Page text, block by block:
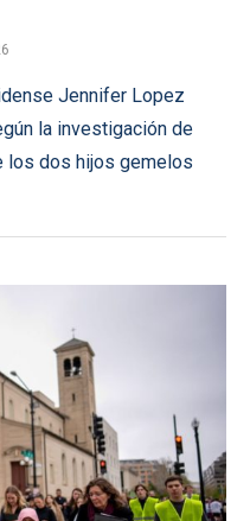
Jennifer Lopez
la investigación de
los dos hijos gemelos